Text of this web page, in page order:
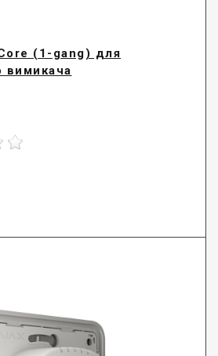
(1-gang) для
вимикача